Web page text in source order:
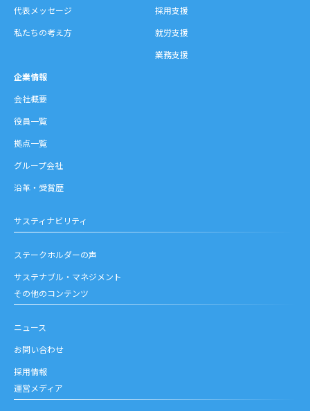
代表メッセージ
私たちの考え方
採用支援
就労支援
業務支援
企業情報
会社概要
役員一覧
拠点一覧
グループ会社
沿革・受賞歴
サスティナビリティ
ステークホルダーの声
サステナブル・マネジメント
その他のコンテンツ
ニュース
お問い合わせ
採用情報
運営メディア